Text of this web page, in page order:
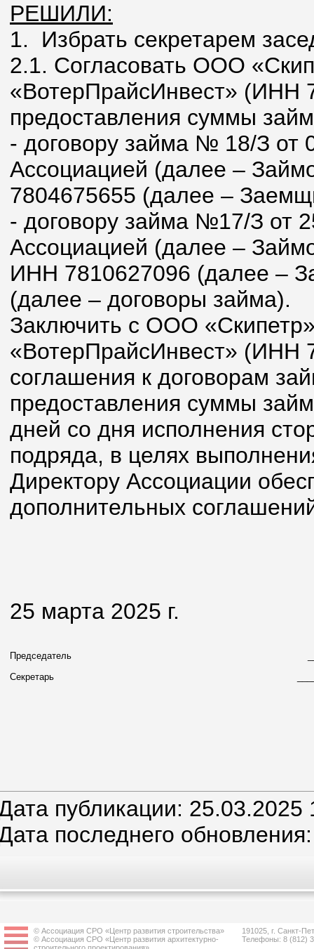
РЕШИЛИ:
1. Избрать секретарем
2.1. Согласовать ООО
«ВотерПрайсИнвест» (ИНН
предоставления суммы
- договору займа № 18/З от
Ассоциацией (далее –
7804675655 (далее –
- договору займа №17/З от
Ассоциацией (далее –
ИНН 7810627096 (далее –
(далее – договоры займа).
Заключить с ООО
«ВотерПрайсИнвест» (ИНН
соглашения к договорам
предоставления суммы
дней со дня исполнения
подряда, в целях
Директору Ассоциации
дополнительных
25 марта 2025 г.
Председатель
Секретарь
публикации: 25.03.2025
последнего
© Ассоциация СРО «Центр развития строительства»
© Ассоциация СРО «Центр развития архитектурно-
191025, г. Санкт-
Телефоны: 8 (812)